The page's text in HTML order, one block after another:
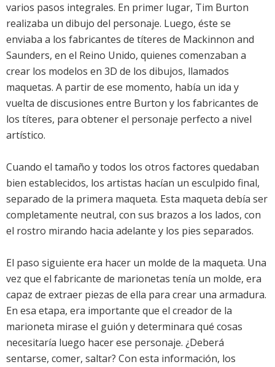
varios pasos integrales. En primer lugar, Tim Burton
realizaba un dibujo del personaje. Luego, éste se
enviaba a los fabricantes de títeres de Mackinnon and
Saunders, en el Reino Unido, quienes comenzaban a
crear los modelos en 3D de los dibujos, llamados
maquetas. A partir de ese momento, había un ida y
vuelta de discusiones entre Burton y los fabricantes de
los títeres, para obtener el personaje perfecto a nivel
artístico.
Cuando el tamaño y todos los otros factores quedaban
bien establecidos, los artistas hacían un esculpido final,
separado de la primera maqueta. Esta maqueta debía ser
completamente neutral, con sus brazos a los lados, con
el rostro mirando hacia adelante y los pies separados.
El paso siguiente era hacer un molde de la maqueta. Una
vez que el fabricante de marionetas tenía un molde, era
capaz de extraer piezas de ella para crear una armadura.
En esa etapa, era importante que el creador de la
marioneta mirase el guión y determinara qué cosas
necesitaría luego hacer ese personaje. ¿Deberá
sentarse, comer, saltar? Con esta información, los